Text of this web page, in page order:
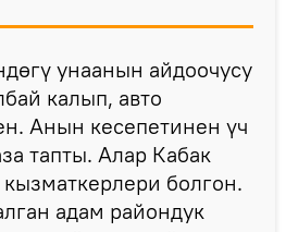
унаанын айдоочусу
калып, авто
Анын кесепетинен үч
тапты. Алар Кабак
болгон.
адам райондук